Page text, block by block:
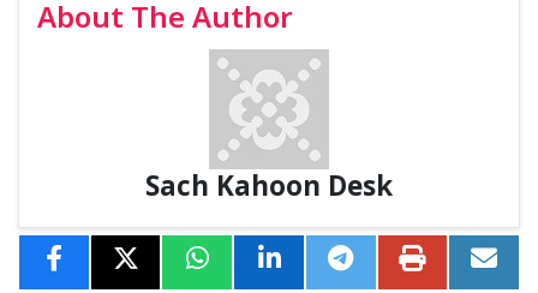
About The Author
Sach Kahoon Desk